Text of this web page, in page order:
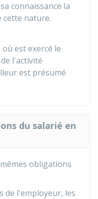
connaissance la
cette nature.
est exercé le
l'activité
est présumé
du salarié en
obligations
de l'employeur, les